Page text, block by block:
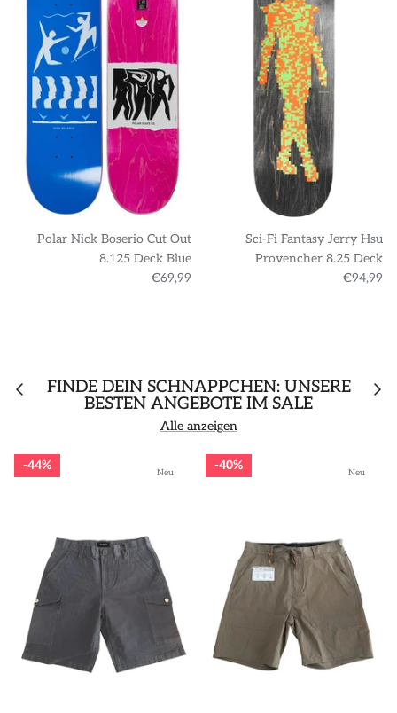
Polar Nick Boserio Cut Out
8.125 Deck Blue
€69,99
Sci-Fi Fantasy Jerry Hsu
Provencher 8.25 Deck
€94,99
FINDE DEIN SCHNÄPPCHEN: UNSERE
BESTEN ANGEBOTE IM SALE
Alle anzeigen
Neu
44% Neu
40%